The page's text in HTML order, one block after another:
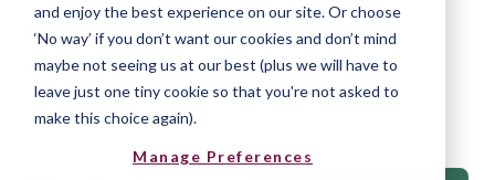
and enjoy the best experience on our site. Or choose
‘No way’ if you don’t want our cookies and don’t mind
maybe not seeing us at our best (plus we will have to
leave just one tiny cookie so that you're not asked to
make this choice again).
Manage Preferences
Home»Blog»Vad gör en
rekryteringskonsult?